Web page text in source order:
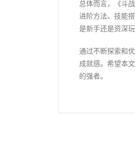
总体而言，《斗
进阶方法、技能
是新手还是资深
通过不断探索和
成就感。希望本
的强者。